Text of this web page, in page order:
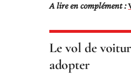
A lire en complément :
Le vol de
adopter